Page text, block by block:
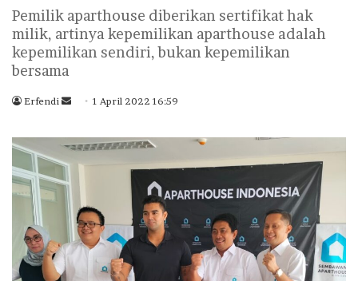
Pemilik aparthouse diberikan sertifikat hak
milik, artinya kepemilikan aparthouse adalah
kepemilikan sendiri, bukan kepemilikan
bersama
Erfendi
n
e
m
a
1 April 2022 16:59